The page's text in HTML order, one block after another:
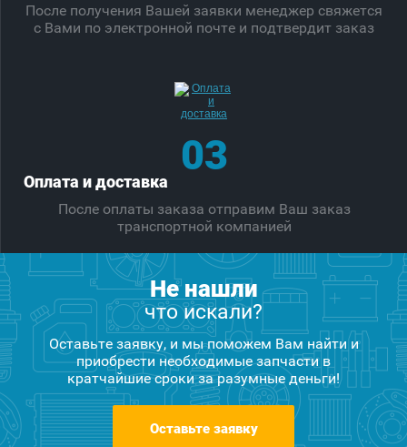
После получения Вашей заявки менеджер свяжется
с Вами по электронной почте и подтвердит заказ
03
Оплата и доставка
После оплаты заказа отправим Ваш заказ
транспортной компанией
Не нашли
что искали?
Оставьте заявку, и мы поможем Вам найти и
приобрести необходимые запчасти в
кратчайшие сроки за разумные деньги!
Оставьте заявку